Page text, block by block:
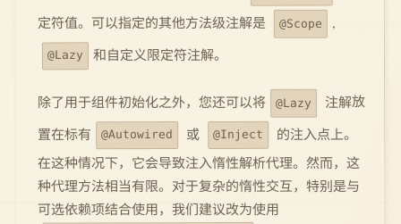
定符值。可以指定的其他方法级注解是 @Scope ,
@Lazy 和自定义限定符注解。
除了用于组件初始化之外，您还可以将 @Lazy 注解放
置在标有 @Autowired 或 @Inject 的注入点上。
在这种情况下，它会导致注入惰性解析代理。然而，这
种代理方法相当有限。对于复杂的惰性交互，特别是与
可选依赖项结合使用，我们建议改为使用